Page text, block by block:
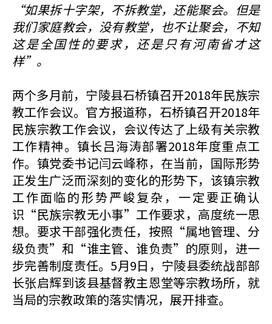
“如果拆十字架，不拆教堂，还能聚会。但是
我们家庭教会，没有教堂，也不让聚会，不知
这是全国性的要求，还是只有河南省才这
样”。
两个多月前，宁陵县石桥镇召开2018年民族宗
教工作会议。官方报道称，石桥镇召开2018年
民族宗教工作会议，会议传达了上级有关宗教
工作精神。镇长吕海涛部署2018年度重点工
作。镇党委书记闫云峰称，在当前，国际形势
正发生广泛而深刻的变化的形势下，该镇宗教
工作面临的形势严峻复杂，一定要正确认
识“民族宗教无小事”工作要求，高度统一思
想。要求干部强化责任，按照“属地管理、分
级负责”和“谁主管、谁负责”的原则，进一
步完善制度责任。5月9日，宁陵县委统战部部
长张启辉到该县基督教主恩堂等宗教场所，就
当局的宗教政策的落实情况，展开排查。